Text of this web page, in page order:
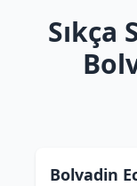
Sıkça
Bolvadin